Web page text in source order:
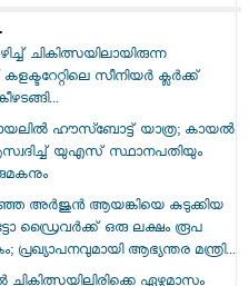
ചികിത്സയിലായിരുന്ന
സീനിയർ ക്ലർക്ക്
ഹൗസ്ബോട്ട് യാത്ര; കായല്‍
യുഎസ് സ്ഥാനപതിയും
അർജുൻ ആയങ്കിയെ കുടുക്കിയ
ഡ്രൈവർക്ക് ഒരു ലക്ഷം രൂപ
പ്രഖ്യാപനവുമായി ആഭ്യന്തര മന്ത്രി...